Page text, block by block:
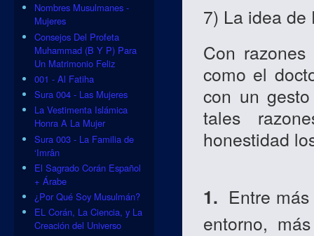
7) La idea de
Con
como el
con un
tales
honestidad
1. Entre
entorno,
Nombres Musulmanes -
Mujeres
Consejos Del Profeta
Muhammad (B Y P) Para
Un Matrimonio Feliz
001 - Al Fatiha
Sura 004 - Las Mujeres
La Vestimenta Islámica
Honra A La Mujer
Sura 003 - La Familia de
‘Imrân
El Sagrado Corán Español
+ Árabe
¿Por Qué Soy Musulmán?
EL Corán, La Ciencia, y La
Creación del Universo